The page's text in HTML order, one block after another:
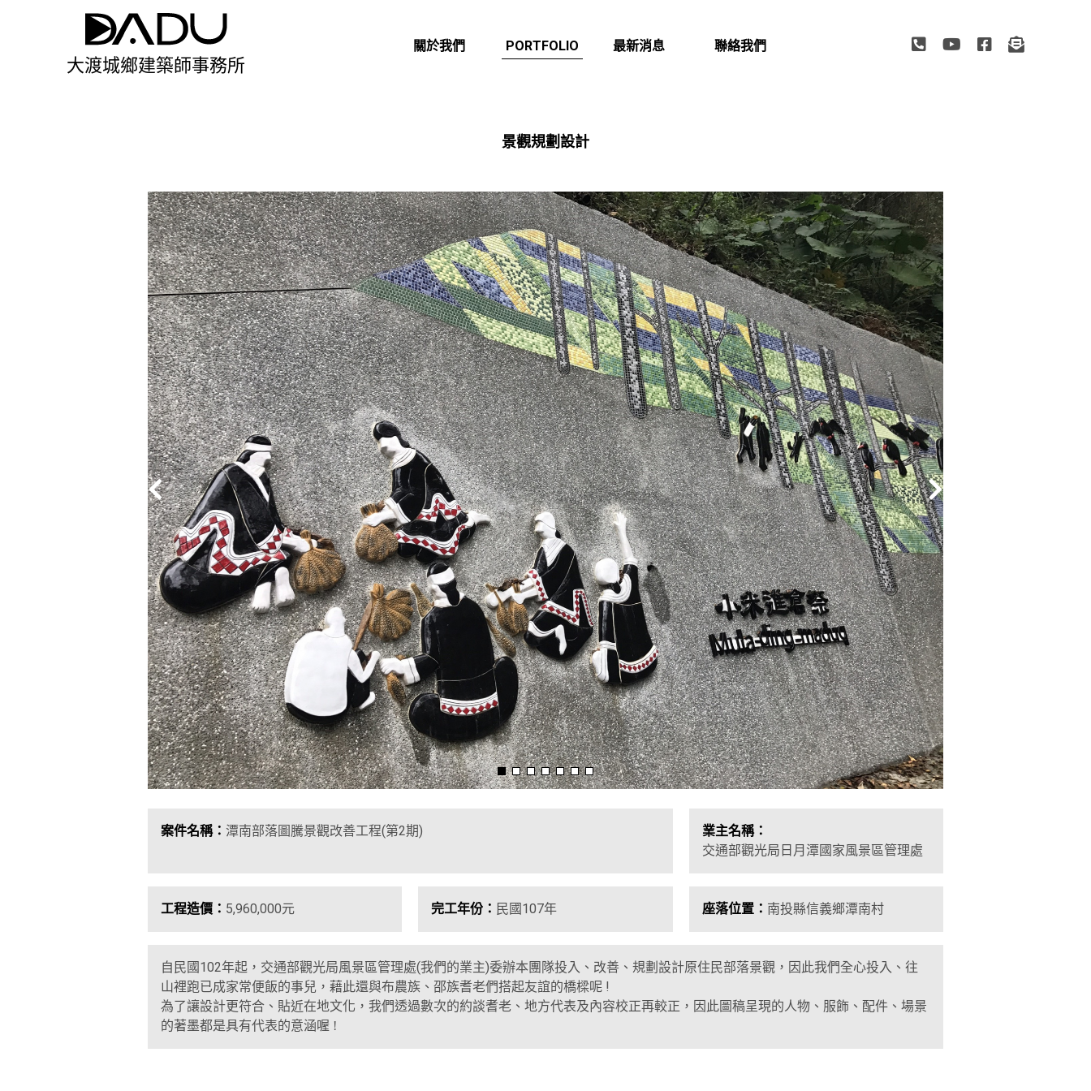
大渡城鄉建築師事務所
關於我們
PORTFOLIO
最新消息
聯絡我們
景觀規劃設計
案件名稱： 潭南部落圖騰景觀改善工程(第2期)
業主名稱：
交通部觀光局日月潭國家風景區管理處
工程造價： 5,960,000元 完工年份： 民國107年 座落位置： 南投縣信義鄉潭南村
自民國 102年起，交通部觀光局風景區管理處(我們的業主)委辦本團隊投入 、 改善 、 規劃設計原住民部落景觀，因此我們全心投入 、往
山裡跑已成家常便飯的事兒 ，藉此還與布農族 、 邵族耆老們搭起友誼的橋樑呢 !
為了讓設計更符合 、貼近在地文化 ，我們透過數次的約談耆老 、地方代表及內容校正再較正，因此圖稿呈現的人物 、 服飾 、配件、場景
的著墨都是具有代表的意涵喔 !